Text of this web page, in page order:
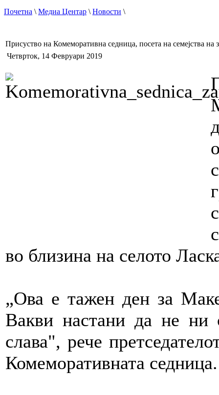
Почетна \Медиа Центар \Новости \
Присуство на Комеморативна седница, посета на семејства
Четврток, 14 Февруари 2019
во близина на селото
„Ова е тажен ден за
Вакви настани да не ни
слава", рече
Комеморативната седница.